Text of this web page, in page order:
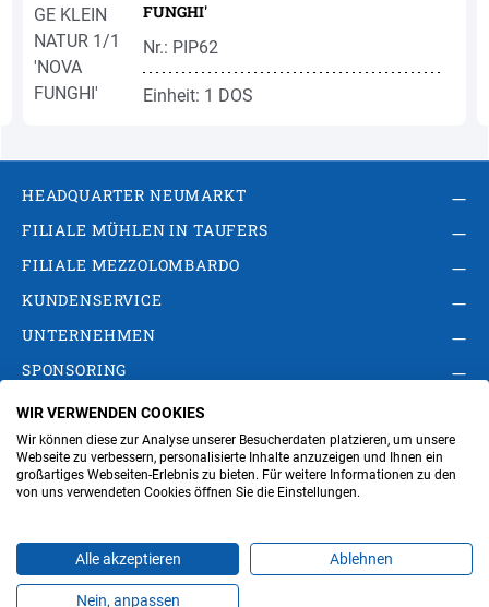
FUNGHI'
Nr.: PIP62
Einheit: 1 DOS
HEADQUARTER NEUMARKT
FILIALE MÜHLEN IN TAUFERS
FILIALE MEZZOLOMBARDO
KUNDENSERVICE
UNTERNEHMEN
SPONSORING
AGB Privacy Policy
Impressum
Cookie-Einstellungen ändern
Verwaltung
WIR VERWENDEN COOKIES
Wir können diese zur Analyse unserer Besucherdaten platzieren, um unsere
Webseite zu verbessern, personalisierte Inhalte anzuzeigen und Ihnen ein
großartiges Webseiten-Erlebnis zu bieten. Für weitere Informationen zu den
von uns verwendeten Cookies öffnen Sie die Einstellungen.
Alle akzeptieren Ablehnen
Nein, anpassen